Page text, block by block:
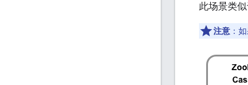
此场景类
注意 ：